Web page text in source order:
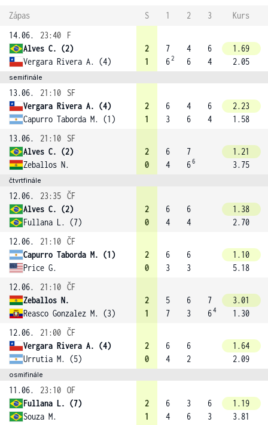
Zápas S 1 2 3
Kurs
14.06.
23:40
F
Alves C. (2)
Vergara Rivera A. (4)
2
1
7
62
4
6
6
4
1.69
2.05
semifinále
13.06. 21:10
SF
Vergara Rivera A. (4)
Capurro Taborda M. (1)
2
1
6
3
4
6
6
4
2.23
1.58
13.06.
21:10
SF
Alves C. (2)
Zeballos N.
2
0
6
4
7
66
1.21
3.75
čtvrtfinále
12.06. 23:35 ČF
Alves C. (2)
Fullana L. (7)
2
0
6
4
6
4
1.38
2.70
12.06.
21:10 ČF
Capurro Taborda M. (1)
Price G.
2
0
6
3
6
3
1.10
5.18
12.06.
21:10 ČF
Zeballos N.
Reasco Gonzalez M. (3)
2
1
5
7
6
3
7
64
3.01
1.30
12.06.
21:00 ČF
Vergara Rivera A. (4)
Urrutia M. (5)
2
0
6
4
6
2
1.64
2.09
osmifinále
11.06. 23:10 OF
Fullana L. (7)
Souza M.
2
1
6
4
3
6
6
3
1.19
3.81